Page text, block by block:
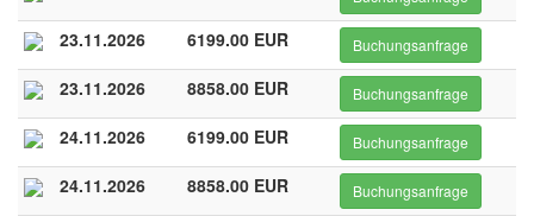
23.11.2026 6199.00 EUR Buchungsanfrage
23.11.2026 8858.00 EUR Buchungsanfrage
24.11.2026 6199.00 EUR Buchungsanfrage
24.11.2026 8858.00 EUR Buchungsanfrage